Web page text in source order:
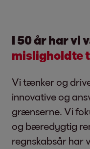
I 50 år har vi
misligholdte
Vi tænker og
innovative og
grænserne. Vi
og bæredygtig
regnskabsår har